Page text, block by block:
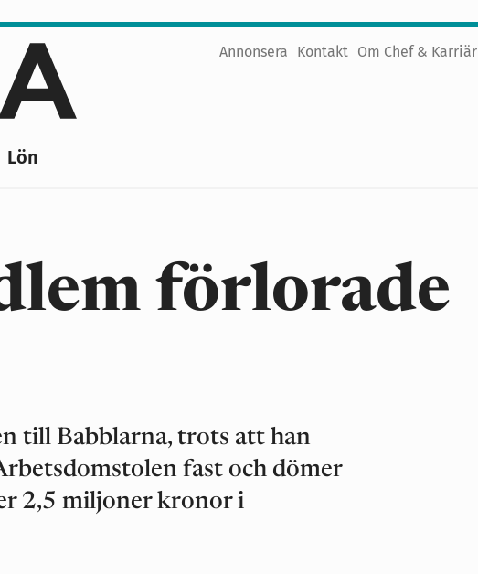
Annonsera Kontakt Om Chef & Karriär
Lön
förlorade
till Babblarna, trots att han
fast och dömer
2,5 miljoner kronor i